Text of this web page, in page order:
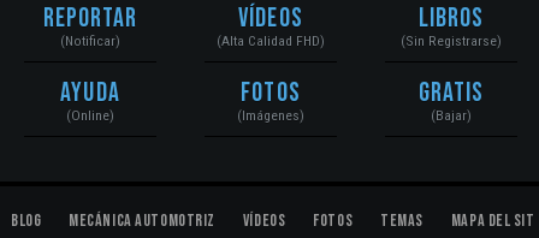
Reportar
(Notificar)
Ayuda
(Online)
Vídeos
(Alta Calidad FHD)
Fotos
(Imágenes)
Libros
(Sin Registrarse)
Gratis
(Bajar)
Blog Mecánica Automotriz Vídeos Fotos Temas Mapa del